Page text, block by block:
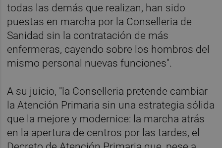
todas las demás que realizan, han sido
puestas en marcha por la Conselleria de
Sanidad sin la contratación de más
enfermeras, cayendo sobre los hombros del
mismo personal nuevas funciones".
A su juicio, "la Conselleria pretende cambiar
la Atención Primaria sin una estrategia sólida
que la mejore y modernice: la marcha atrás
en la apertura de centros por las tardes, el